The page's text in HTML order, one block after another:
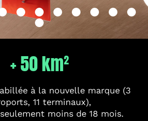
+ 50 km²
à la nouvelle marque (3
11 terminaux),
moins de 18 mois.